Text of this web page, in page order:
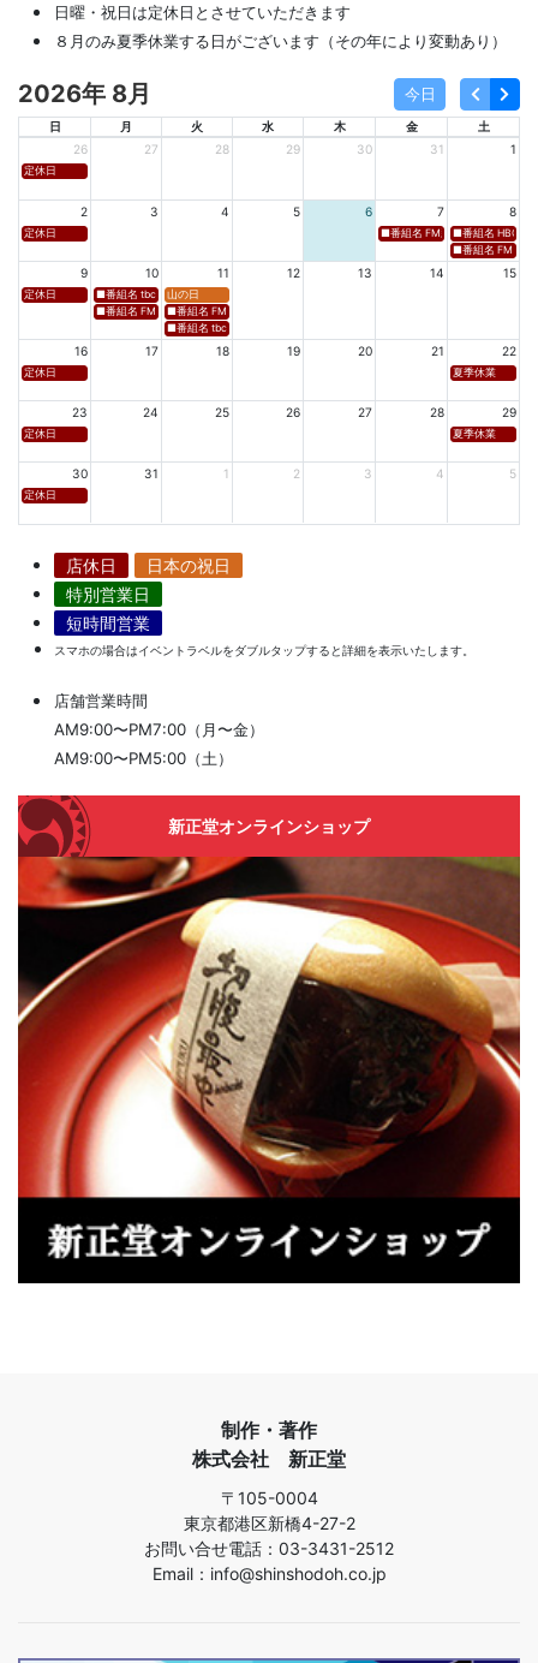
日曜・祝日は定休日とさせていただきます
８月のみ夏季休業する日がございます（その年により変動あり）
2026年 8月 今日
日 月 火 水 木 金
土
26
27 28 29 30 31 1
定休日
2 3 4 5 6 7 8
定休日 ■番組名 FM新潟「SOUND
■番組名 HBC北
■番組名 FM 福
9 10 11 12 13 14 15
定休日 ■番組名 tbcラジオ「en∞Voyage(エン・ボヤージュ)」 ■放送日時 https://www.tbc-
山の日
■番組名 FM秋田「mix」 ■放送日時 https://www.fm-akita.co.jp/program/ ※黒沢 薫、安岡
■番組名 FM山形「WAVE4yamagata EXCEED」 ■放送日時 https://
■番組名 tbc東北放送「ウォッチン！みやぎ」 ■放送日時 https://www.tbc-
16 17 18 19 20 21 22
定休日 夏季休業
23 24 25 26 27 28 29
定休日 夏季休業
30 31 1 2 3 4 5
定休日
店休日
日本の祝日
特別営業日
短時間営業
スマホの場合はイベントラベルをダブルタップすると詳細を表示いたします。
店舗営業時間
AM9:00〜PM7:00（月〜金）
AM9:00〜PM5:00（土）
新正堂オンラインショップ
制作・著作
株式会社 新正堂
〒105-0004
東京都港区新橋4-27-2
お問い合せ電話：03-3431-2512
Email：info@shinshodoh.co.jp